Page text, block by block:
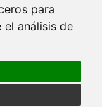
para
el análisis de
0 28029 Madrid